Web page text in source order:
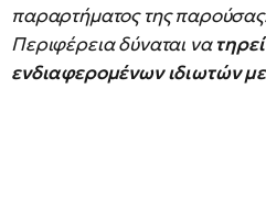
παραρτήματος της
Περιφέρεια δύναται να
ενδιαφερομένων ιδιωτών